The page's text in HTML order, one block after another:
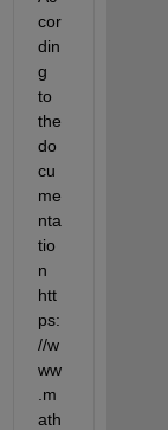
cor
din
g
to
the
do
cu
me
nta
tio
n
htt
ps:
//w
ww
.m
ath